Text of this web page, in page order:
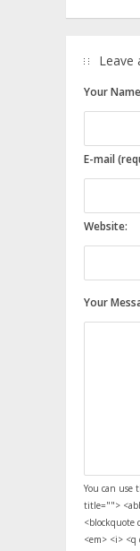
Leave
Your
E-mail
Website:
Your
You can use
title="">
<blockquote
<em> <i>